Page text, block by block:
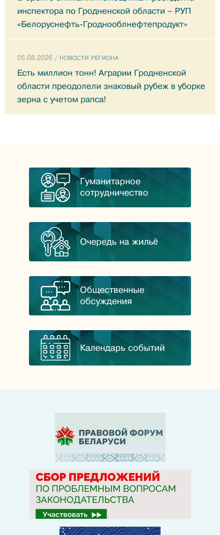
инспектора по Гродненской области – РУП
«Белоруснефть-Гроднооблнефтепродукт»
05.08.2026 / НОВОСТИ РЕГИОНА
Есть миллион тонн! Аграрии Гродненской
области преодолели знаковый рубеж в уборке
зерна с учетом рапса!
Гуманитарное
сотрудничество
Очередь на жильё
Общественные
обсуждения
Календарь событий